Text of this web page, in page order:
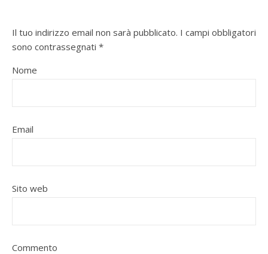
Il tuo indirizzo email non sarà pubblicato. I campi obbligatori
sono contrassegnati *
Nome
Email
Sito web
Commento